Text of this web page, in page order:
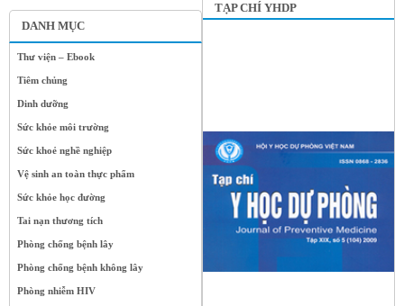
DANH MỤC
Thư viện – Ebook
Tiêm chủng
Dinh dưỡng
Sức khỏe môi trường
Sức khoẻ nghề nghiệp
Vệ sinh an toàn thực phẩm
Sức khỏe học đường
Tai nạn thương tích
Phòng chống bệnh lây
Phòng chống bệnh không lây
Phòng nhiễm HIV
TẠP CHÍ YHDP